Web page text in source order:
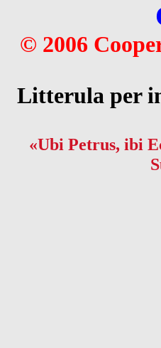
© 2006
Litterula per
«Ubi Petrus, ibi